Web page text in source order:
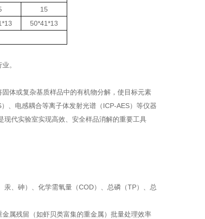
15
50*41*13
。
体或复杂基质样品中的有机物分解，使目标元素
、电感耦合等离子体发射光谱（ICP-AES）等仪器
代实验室实现高效、安全样品消解的重要工具
汞、砷）、化学需氧量（COD）、总磷（TP）、总
属残留（如虾贝类富集的重金属） 批量处理效率